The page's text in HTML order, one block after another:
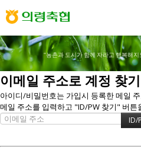
"농촌과 도시가 함께 자라고 행복해지
이메일 주소로 계정 찾기
아이디/비밀번호는 가입시 등록한 메일
메일 주소를 입력하고 "ID/PW 찾기" 버튼